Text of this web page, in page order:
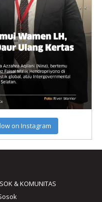
on Instagram
& KOMUNITAS